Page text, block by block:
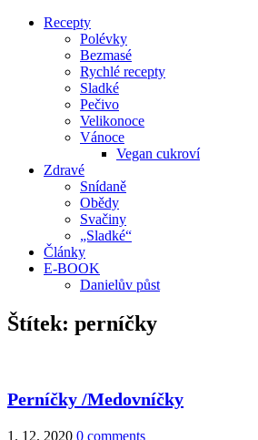
Recepty
Polévky
Bezmasé
Rychlé recepty
Sladké
Pečivo
Velikonoce
Vánoce
Vegan cukroví
Zdravé
Snídaně
Obědy
Svačiny
„Sladké“
Články
E-BOOK
Danielův půst
Štítek: perníčky
Perníčky /Medovníčky
1. 12. 2020 0 comments